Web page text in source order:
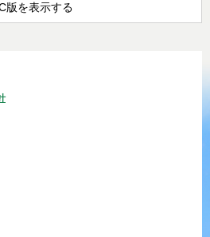
版を表示する